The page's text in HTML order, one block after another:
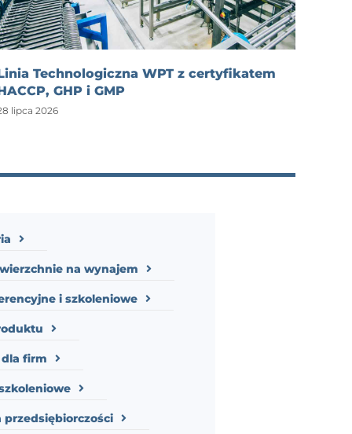
Technologiczna WPT z certyfikatem
GHP i GMP
lipca 2026
na wynajem
i szkoleniowe
firm
przedsiębiorczości